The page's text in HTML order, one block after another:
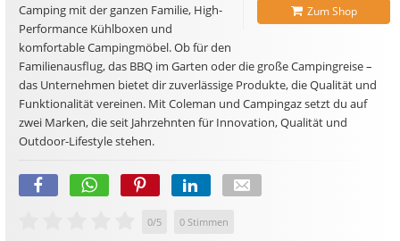
Zum Shop
Camping mit der ganzen Familie, High-
Performance Kühlboxen und
komfortable Campingmöbel. Ob für den
Familienausflug, das BBQ im Garten oder die große Campingreise –
das Unternehmen bietet dir zuverlässige Produkte, die Qualität und
Funktionalität vereinen. Mit Coleman und Campingaz setzt du auf
zwei Marken, die seit Jahrzehnten für Innovation, Qualität und
Outdoor-Lifestyle stehen.
0/5 0 Stimmen